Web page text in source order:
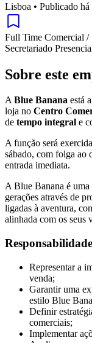
Lisboa • Publicado há
Full Time Comercial /
Secretariado
Sobre este
ABlue Banana está
loja no Centro
de tempo integral e
A função será
sábado, com folga ao
entrada imediata.
A Blue Banana é
gerações através de
ligadas à aventura,
alinhada com os seus
Representar a
venda;
Garantir uma
estilo Blue
Definir
comerciais;
Implementar